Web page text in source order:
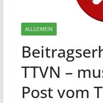
ALLGEMEIN
TTVN –
Post vom